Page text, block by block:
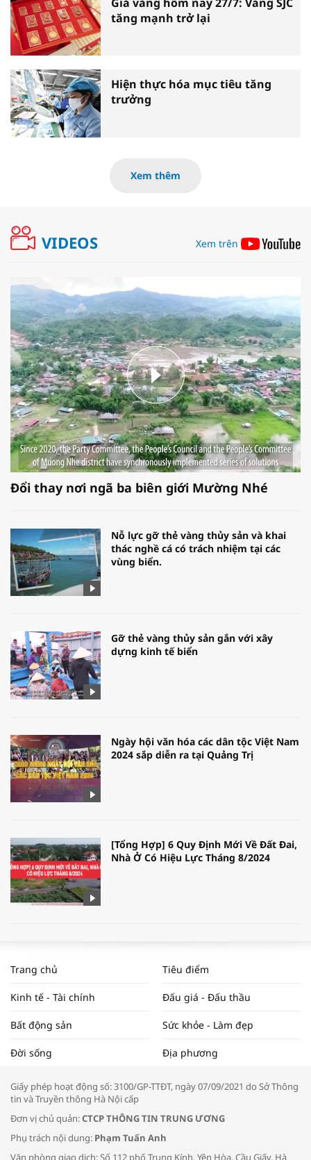
tăng mạnh trở lại
Hiện thực hóa mục tiêu tăng
trưởng
Xem thêm
VIDEOS Xem trên
Đổi thay nơi ngã ba biên giới Mường Nhé
Nỗ lực gỡ thẻ vàng thủy sản và khai
thác nghề cá có trách nhiệm tại các
vùng biển.
Gỡ thẻ vàng thủy sản gắn với xây
dựng kinh tế biển
Ngày hội văn hóa các dân tộc Việt Nam
2024 sắp diễn ra tại Quảng Trị
[Tổng Hợp] 6 Quy Định Mới Về Đất Đai,
Nhà Ở Có Hiệu Lực Tháng 8/2024
NAM NĂM 2024 VÀ NĂM 2025 | NHỊP
ĐẬP THỊ TRƯỜNG #62
Tọa đàm “Xúc tiến thương mại: Khơi
Bác sĩ tư vấn cách phòng tránh bệnh
Trang chủ Tiêu điểm
Kinh tế - Tài chính Đấu giá - Đấu thầu
Bất động sản Sức khỏe - Làm đẹp
Đời sống Địa phương
Giấy phép hoạt động số: 3100/GP-TTĐT, ngày 07/09/2021 do Sở Thông
tin và Truyền thông Hà Nội cấp
Đơn vị chủ quản:CTCP THÔNG TIN TRUNG ƯƠNG
Phụ trách nội dung: Phạm Tuấn Anh
Văn phòng giao dịch: Số 112 phố Trung Kính, Yên Hòa, Cầu Giấy, Hà